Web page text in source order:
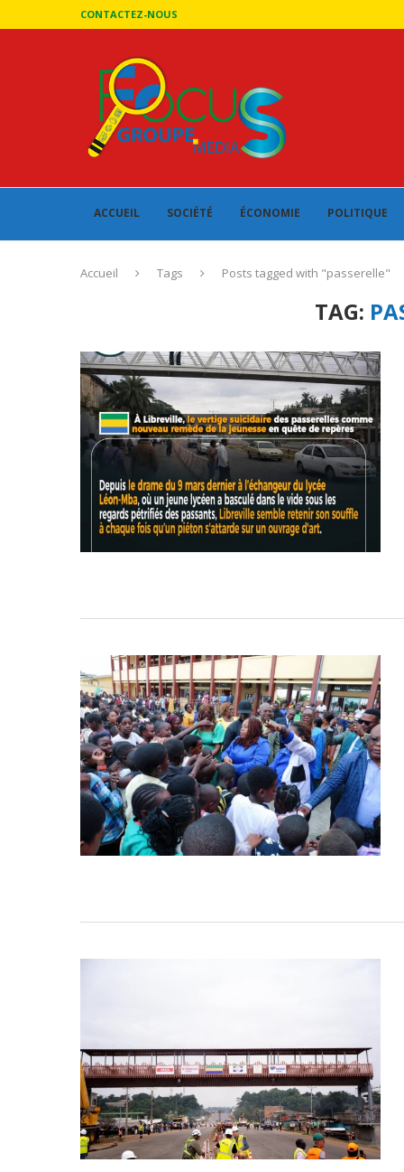
CONTACTEZ-NOUS
ACCUEIL SOCIÉTÉ ÉCONOMIE POLITIQUE
Accueil Tags Posts tagged with "passerelle"
TAG: